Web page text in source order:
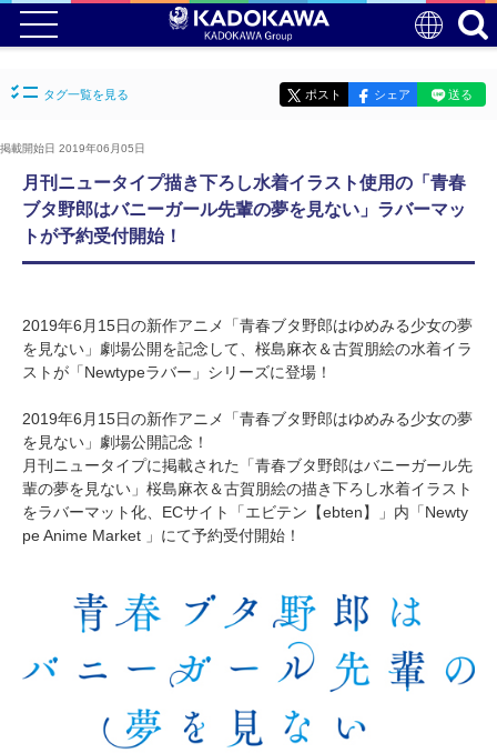
タグ一覧を見る ポスト シェア 送る
掲載開始日 2019年06月05日
月刊ニュータイプ描き下ろし水着イラスト使用の「青春
ブタ野郎はバニーガール先輩の夢を見ない」ラバーマッ
トが予約受付開始！
2019年6月15日の新作アニメ「青春ブタ野郎はゆめみる少女の夢
を見ない」劇場公開を記念して、桜島麻衣＆古賀朋絵の水着イラ
ストが「Newtypeラバー」シリーズに登場！
2019年6月15日の新作アニメ「青春ブタ野郎はゆめみる少女の夢
を見ない」劇場公開記念！
月刊ニュータイプに掲載された「青春ブタ野郎はバニーガール先
輩の夢を見ない」桜島麻衣＆古賀朋絵の描き下ろし水着イラスト
をラバーマット化、ECサイト「エビテン【ebten】」内「Newty
pe Anime Market 」にて予約受付開始！